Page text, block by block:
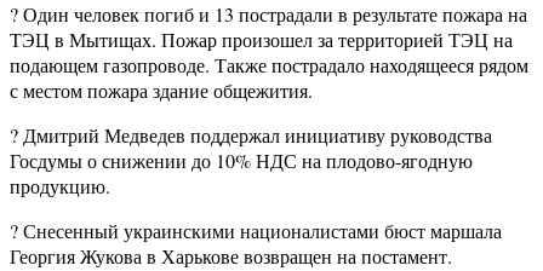
? Один человек погиб и 13 пострадали в результате пожара на
ТЭЦ в Мытищах. Пожар произошел за территорией ТЭЦ на
подающем газопроводе. Также пострадало находящееся рядом
с местом пожара здание общежития.
? Дмитрий Медведев поддержал инициативу руководства
Госдумы о снижении до 10% НДС на плодово-ягодную
продукцию.
? Снесенный украинскими националистами бюст маршала
Георгия Жукова в Харькове возвращен на постамент.